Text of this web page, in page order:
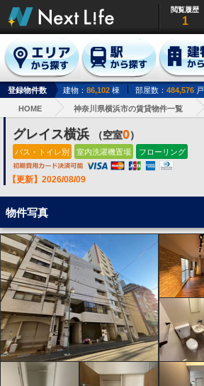
閲覧履歴
1
登録物件数 建物： 86,102 棟 部屋数： 484,576 戸
HOME 神奈川県横浜市の賃貸物件一覧
グレイス横浜 （空室0）
バス・トイレ別 室内洗濯機置場 フローリング
【更新】2026/08/09
物件写真